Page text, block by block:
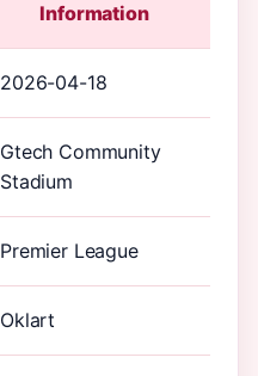
Information
2026-04-18
Gtech Community
Stadium
Premier League
Oklart